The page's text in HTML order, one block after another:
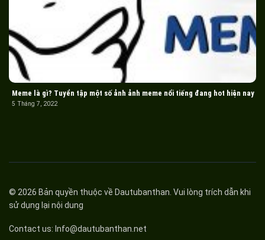
Meme là gì? Tuyển tập một số ảnh ảnh meme nổi tiếng đang hot hiện nay
5 Tháng 7, 2022
© 2026 Bản quyền thuộc về Dautubanthan . Vui lòng trích dẫn khi
sử dụng lại nội dung
Contact us: Info@dautubanthan.net